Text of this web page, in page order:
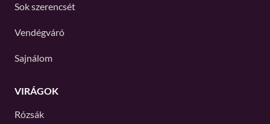
Sok szerencsét
Vendégváró
Sajnálom
VIRÁGOK
Rózsák